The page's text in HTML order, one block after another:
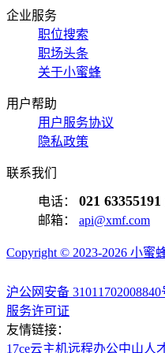
企业服务
职位搜索
职场头条
关于小蜜蜂
用户帮助
用户服务协议
隐私政策
联系我们
电话： 021 63355191
邮箱： api@xmf.com
Copyright © 2023-2026 小蜜
沪公网安备 31011702008840
服务许可证
友情链接：
17ce云主机远程办公中山人